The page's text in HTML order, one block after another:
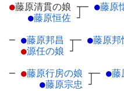
●藤原清貫の娘 ┬
●藤原恒佐 ┘
─ ●藤原
─ ●藤原邦昌 ┬
●源任の娘 ┘
─ ●藤原邦
─ ●藤原行房の娘 ┬
●藤原宗忠 ┘
─ ●藤